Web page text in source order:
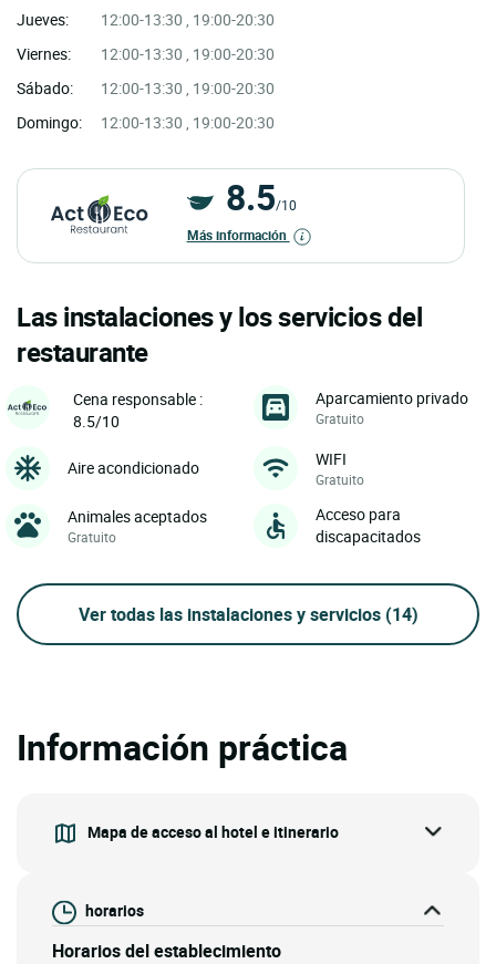
Jueves:
12:00-13:30 , 19:00-20:30
Viernes:
12:00-13:30 , 19:00-20:30
Sábado:
12:00-13:30 , 19:00-20:30
Domingo:
12:00-13:30 , 19:00-20:30
8.5/10
Más información
Las instalaciones y los servicios del
restaurante
Cena responsable :
8.5/10
Aparcamiento privado
Gratuito
Aire acondicionado WIFI
Gratuito
Animales aceptados
Gratuito
Acceso para
discapacitados
Ver todas las instalaciones y servicios (14)
Información práctica
Mapa de acceso al hotel e itinerario
horarios
Horarios del establecimiento